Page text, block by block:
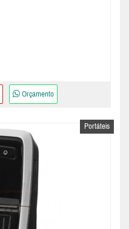
Orçamento
Portáteis